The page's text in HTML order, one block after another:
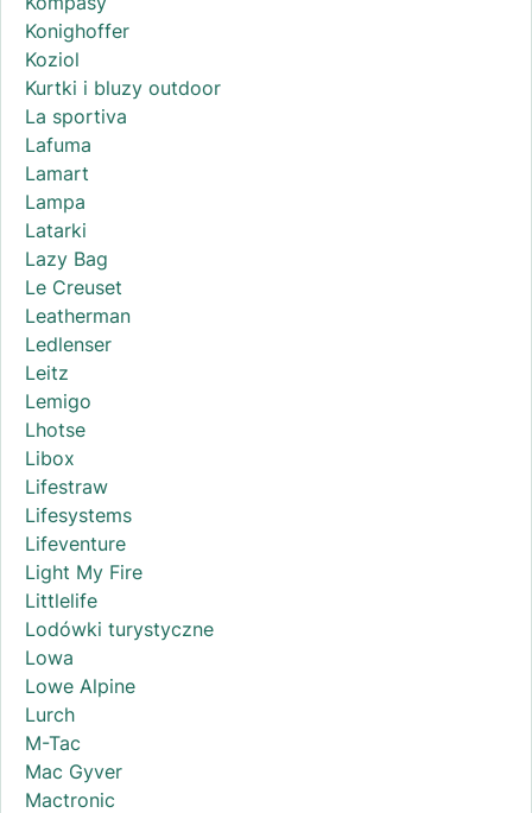
Konighoffer
Koziol
Kurtki i bluzy outdoor
La sportiva
Lafuma
Lamart
Lampa
Latarki
Lazy Bag
Le Creuset
Leatherman
Ledlenser
Leitz
Lemigo
Lhotse
Libox
Lifestraw
Lifesystems
Lifeventure
Light My Fire
Littlelife
Lodówki turystyczne
Lowa
Lowe Alpine
Lurch
M-Tac
Mac Gyver
Mactronic